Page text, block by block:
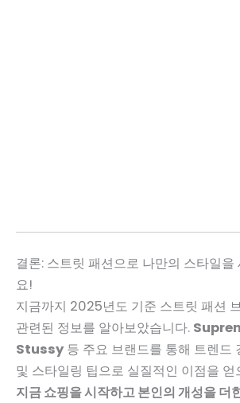
결론: 스트릿 패션으로 나만의 스타일을
요!
지금까지 2025년도 기준 스트릿 패션
관련된 정보를 알아보았습니다.
Stussy 등 주요 브랜드를 통해 트렌드
및 스타일링 팁으로 실질적인 이점을
지금 쇼핑을 시작하고 본인의 개성을 더